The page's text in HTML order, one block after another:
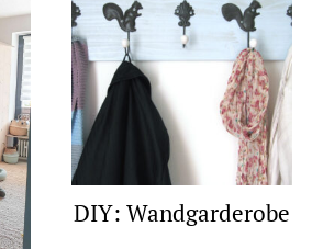
DIY: Wandgarderobe